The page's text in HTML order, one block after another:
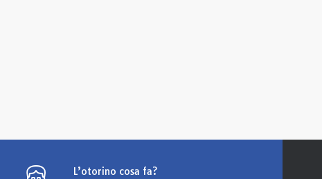
L’otorino cosa fa?